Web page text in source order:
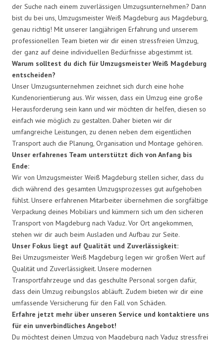
der Suche nach einem zuverlässigen Umzugsunternehmen? Dann
bist du bei uns, Umzugsmeister Weiß Magdeburg aus Magdeburg,
genau richtig! Mit unserer langjährigen Erfahrung und unserem
professionellen Team bieten wir dir einen stressfreien Umzug,
der ganz auf deine individuellen Bedürfnisse abgestimmt ist.
Warum solltest du dich für Umzugsmeister Weiß Magdeburg
entscheiden?
Unser Umzugsunternehmen zeichnet sich durch eine hohe
Kundenorientierung aus. Wir wissen, dass ein Umzug eine große
Herausforderung sein kann und wir möchten dir helfen, diesen so
einfach wie möglich zu gestalten. Daher bieten wir dir
umfangreiche Leistungen, zu denen neben dem eigentlichen
Transport auch die Planung, Organisation und Montage gehören.
Unser erfahrenes Team unterstützt dich von Anfang bis
Ende:
Wir von Umzugsmeister Weiß Magdeburg stellen sicher, dass du
dich während des gesamten Umzugsprozesses gut aufgehoben
fühlst. Unsere erfahrenen Mitarbeiter übernehmen die sorgfältige
Verpackung deines Mobiliars und kümmern sich um den sicheren
Transport von Magdeburg nach Vaduz. Vor Ort angekommen,
stehen wir dir auch beim Ausladen und Aufbau zur Seite.
Unser Fokus liegt auf Qualität und Zuverlässigkeit:
Bei Umzugsmeister Weiß Magdeburg legen wir großen Wert auf
Qualität und Zuverlässigkeit. Unsere modernen
Transportfahrzeuge und das geschulte Personal sorgen dafür,
dass dein Umzug reibungslos abläuft. Zudem bieten wir dir eine
umfassende Versicherung für den Fall von Schäden.
Erfahre jetzt mehr über unseren Service und kontaktiere uns
für ein unverbindliches Angebot!
Du möchtest deinen Umzug von Magdeburg nach Vaduz stressfrei